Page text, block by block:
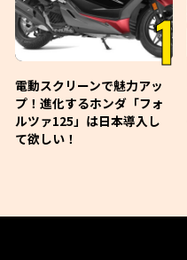
1
電動スクリーンで魅力アッ
プ！進化するホンダ「フォ
ルツァ125」は日本導入し
て欲しい！